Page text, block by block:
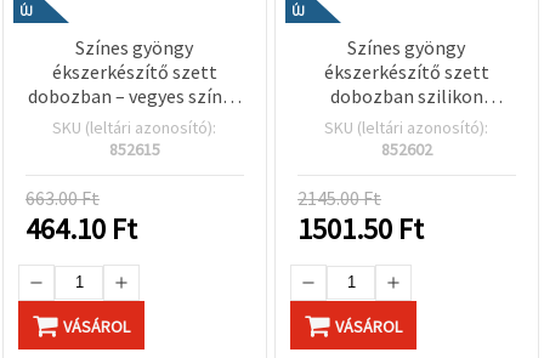
ÚJ
Színes gyöngy
ékszerkészítő szett
dobozban – vegyes színek
– gyerekeknek kreatív
kézműveskedéshez és DIY
SKU (leltári azonosító):
852615
663.00 Ft
464.10 Ft
VÁSÁROL
ÚJ
Színes gyöngy
ékszerkészítő szett
dobozban szilikon
elasztikus damillal –
vegyes színek – kreatív
ékszerkészítéshez
SKU (leltári azonosító):
852602
2145.00 Ft
1501.50 Ft
VÁSÁROL